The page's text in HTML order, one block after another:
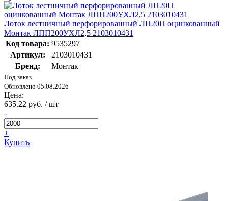
Лоток лестничный перфорированный ЛП20П оцинкованный
Монтак ЛПП200УХЛ2,5 2103010431
Код товара: 9535297
Артикул:
2103010431
Бренд:
Монтак
Под заказ
Обновлено 05.08.2026
Цена:
635.22 руб. / шт
-
+
Купить